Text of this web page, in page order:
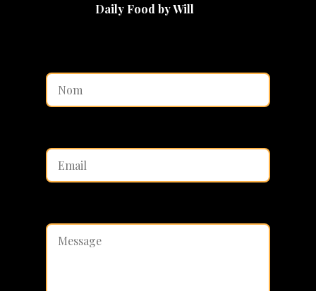
Daily Food by Will